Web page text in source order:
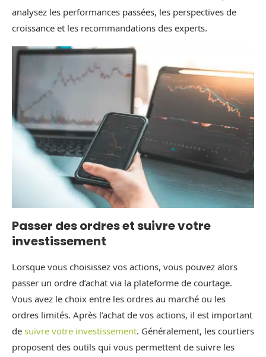
analysez les performances passées, les perspectives de
croissance et les recommandations des experts.
Passer des ordres et suivre votre
investissement
Lorsque vous choisissez vos actions, vous pouvez alors
passer un ordre d’achat via la plateforme de courtage.
Vous avez le choix entre les ordres au marché ou les
ordres limités. Après l’achat de vos actions, il est important
de suivre votre investissement. Généralement, les courtiers
proposent des outils qui vous permettent de suivre les